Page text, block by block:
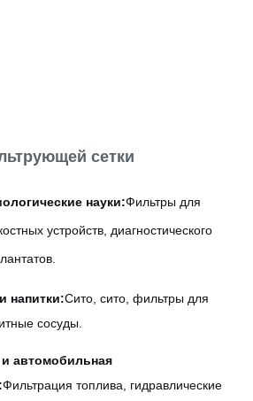
сетки
науки:Фильтры для
устройств, диагностического
напитки:Сито, сито, фильтры для
сосуды.
автомобильная
Фильтрация топлива, гидравлические